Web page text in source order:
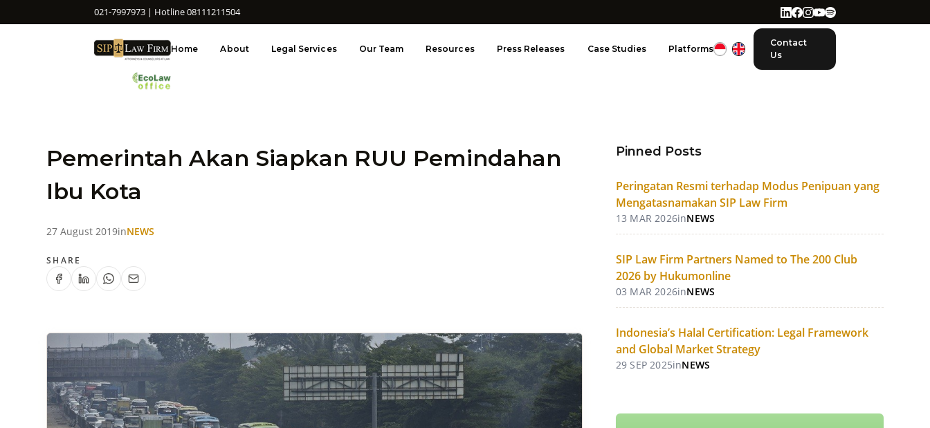
021-7997973 | Hotline 08111211504
Home About Legal Services Our Team Resources Press Releases Case Studies Platforms
Contact
Us
Pemerintah Akan Siapkan RUU Pemindahan
Ibu Kota
27 August 2019inNEWS
SHARE
Pinned Posts
Peringatan Resmi terhadap Modus Penipuan yang
Mengatasnamakan SIP Law Firm
13 MAR 2026inNEWS
SIP Law Firm Partners Named to The 200 Club
2026 by Hukumonline
03 MAR 2026inNEWS
Indonesia’s Halal Certification: Legal Framework
and Global Market Strategy
29 SEP 2025inNEWS